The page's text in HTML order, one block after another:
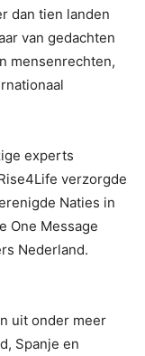
dan tien landen
van gedachten
mensenrechten,
experts
verzorgde
Naties in
One Message
Nederland.
uit onder meer
Spanje en